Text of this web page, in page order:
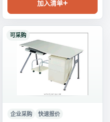
加入清单
可采购
企业采购 快速报价